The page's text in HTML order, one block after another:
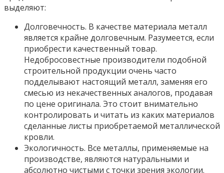
выделяют:
Долговечность. В качестве материала металл
является крайне долговечным. Разумеется, если
приобрести качественный товар.
Недобросовестные производители подобной
строительной продукции очень часто
подделывают настоящий металл, заменяя его
смесью из некачественных аналогов, продавая
по цене оригинала. Это стоит внимательно
контролировать и читать из каких материалов
сделанные листы приобретаемой металлической
кровли.
Экологичность. Все металлы, применяемые на
производстве, являются натуральными и
абсолютно чистыми с точки зрения экологии.